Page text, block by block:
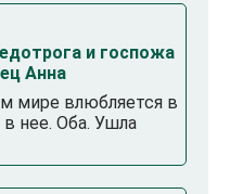
и госпожа
Анна
мире влюбляется в
нее. Оба. Ушла